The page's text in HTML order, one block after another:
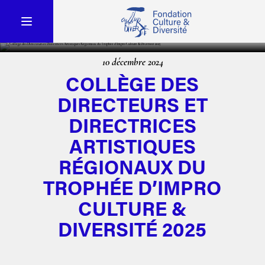
10 décembre 2024
COLLÈGE DES
DIRECTEURS ET
DIRECTRICES
ARTISTIQUES
RÉGIONAUX DU
TROPHÉE D’IMPRO
CULTURE &
DIVERSITÉ 2025